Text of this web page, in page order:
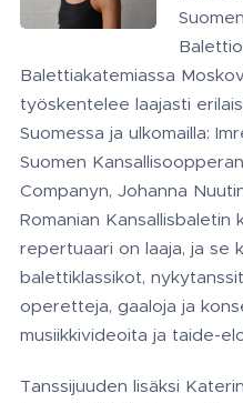
Balettiakatemiassa
työskentelee laajasti
Suomessa ja ulkomailla:
Suomen
Companyn, Johanna
Romanian Kansallisbaletin
repertuaari on laaja, ja se
balettiklassikot,
operetteja, gaaloja ja
musiikkivideoita ja taide-
Tanssijuuden lisäksi